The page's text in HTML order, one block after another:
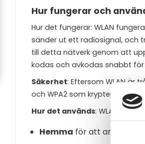
Hur fungerar och
Hur det fungerar: WLAN
sänder ut ett radiosignal, och
till detta nätverk genom att
kodas och avkodas snabbt
Säkerhet: Eftersom WLAN är
och WPA2 som krypterar
Hur det används: WLAN har
Hemma för att ansluta